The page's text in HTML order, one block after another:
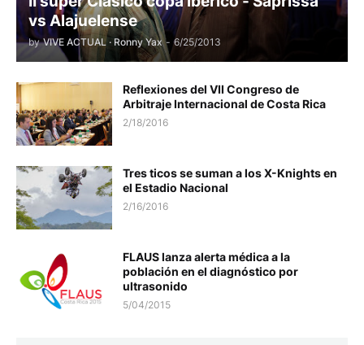
vs Alajuelense
by VIVE ACTUAL · Ronny Yax - 6/25/2013
Reflexiones del VII Congreso de
Arbitraje Internacional de Costa Rica
2/18/2016
Tres ticos se suman a los X-Knights en
el Estadio Nacional
2/16/2016
FLAUS lanza alerta médica a la
población en el diagnóstico por
ultrasonido
5/04/2015